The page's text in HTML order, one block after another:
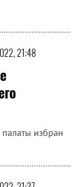
21:48
избран